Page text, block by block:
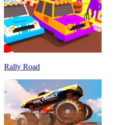
Rally Road